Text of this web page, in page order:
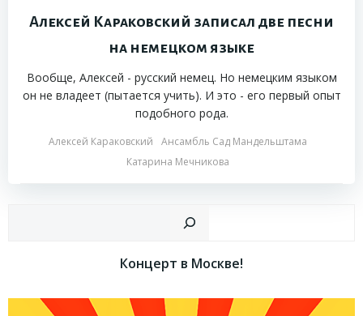
Алексей Караковский записал две песни
на немецком языке
Вообще, Алексей - русский немец. Но немецким языком
он не владеет (пытается учить). И это - его первый опыт
подобного рода.
Алексей Караковский
Ансамбль Сад Мандельштама
Катарина Мечникова
Концерт в Москве!